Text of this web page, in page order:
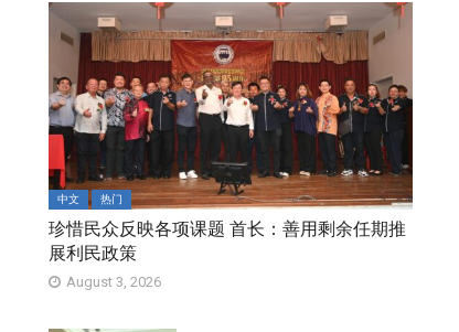
中文 热门
珍惜民众反映各项课题 首长：善用剩余任期推
展利民政策
August 3, 2026